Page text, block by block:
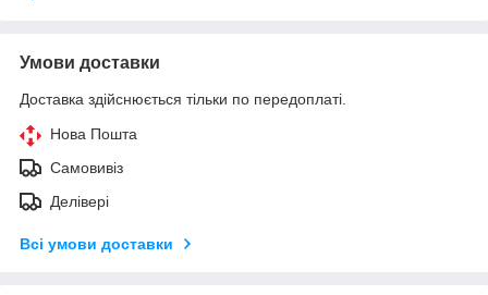
Умови доставки
Доставка здійснюється тільки по передоплаті.
Нова Пошта
Самовивіз
Делівері
Всі умови доставки